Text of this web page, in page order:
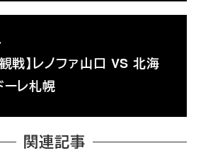
戦】レノファ山口 VS 北海
ーレ札幌
関連記事